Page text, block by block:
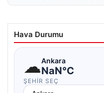
Hava Durumu
☁Ankara
NaN°C
ŞEHIR SEÇ